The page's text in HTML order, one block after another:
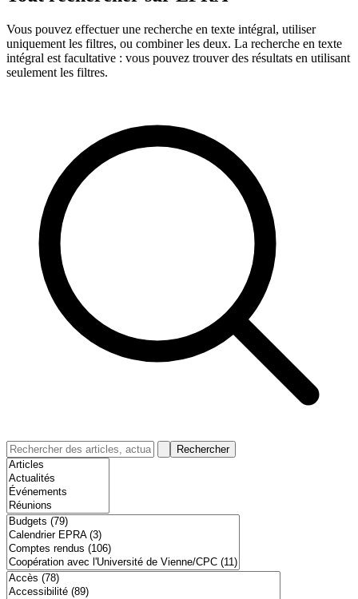
Vous pouvez effectuer une recherche en texte intégral, utiliser
uniquement les filtres, ou combiner les deux. La recherche en texte
intégral est facultative : vous pouvez trouver des résultats en utilisant
seulement les filtres.
Rechercher